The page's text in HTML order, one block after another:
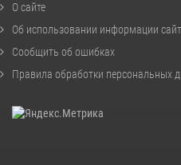
О сайте
Об использовании информации
Сообщить об ошибках
Правила обработки персональных